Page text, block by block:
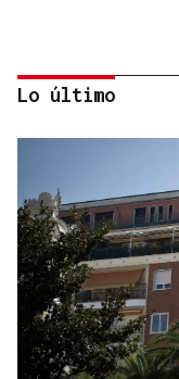
MÁS DEPORTE
La ourensana
Campeonato de
Lo último